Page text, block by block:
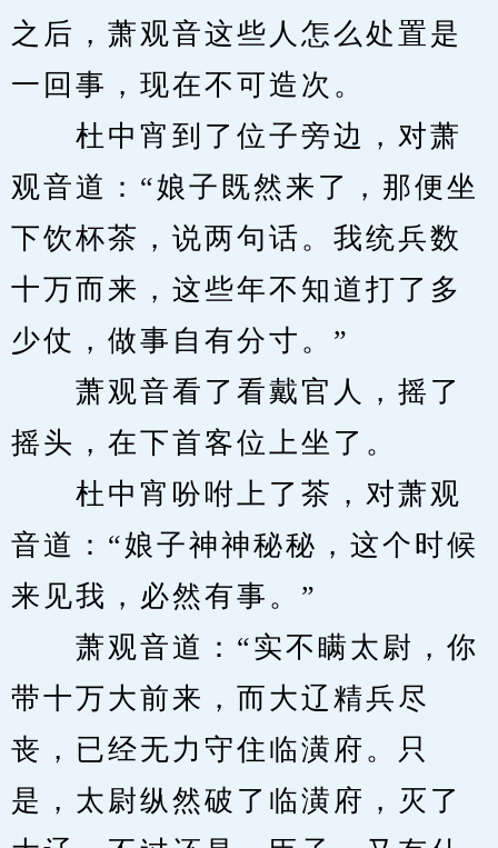
之后，萧观音这些人怎么处置是
一回事，现在不可造次。
杜中宵到了位子旁边，对萧
观音道：“娘子既然来了，那便坐
下饮杯茶，说两句话。我统兵数
十万而来，这些年不知道打了多
少仗，做事自有分寸。”
萧观音看了看戴官人，摇了
摇头，在下首客位上坐了。
杜中宵吩咐上了茶，对萧观
音道：“娘子神神秘秘，这个时候
来见我，必然有事。”
萧观音道：“实不瞒太尉，你
带十万大前来，而大辽精兵尽
丧，已经无力守住临潢府。只
是，太尉纵然破了临潢府，灭了